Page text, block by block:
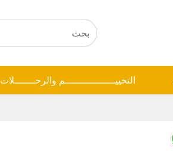
التخييـــــــــــــــــم والرحـــــــلات